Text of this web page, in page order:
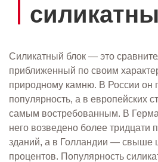
Силикатный блок — это
приближенный по своим
природному камню. В России он
популярность, а в европейских
самым востребованным. В
него возведено более тридцати
зданий, а в Голландии — свыше
процентов. Популярность